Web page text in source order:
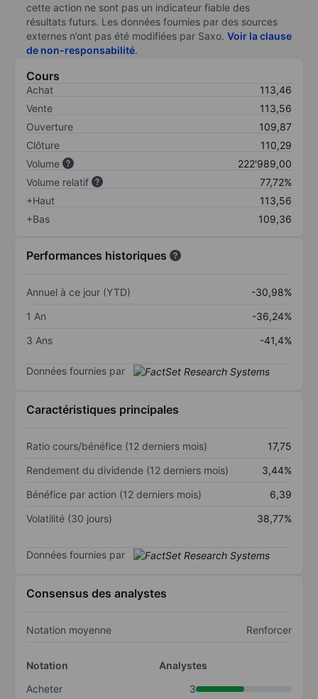
cette action ne sont pas un indicateur fiable des
résultats futurs. Les données fournies par des sources
externes n’ont pas été modifiées par Saxo. Voir la clause
de non-responsabilité.
Cours
Achat
113,46
Vente
113,56
Ouverture
109,87
Clôture
110,29
Volume
222'989,00
Volume relatif
77,72%
+Haut
113,56
+Bas
109,36
Performances historiques
Annuel à ce jour (YTD)
-30,98%
1 An
-36,24%
3 Ans
-41,4%
Données fournies par
Caractéristiques principales
Ratio cours/bénéfice (12 derniers mois)
17,75
Rendement du dividende (12 derniers mois)
3,44%
Bénéfice par action (12 derniers mois)
6,39
Volatilité (30 jours)
38,77%
Données fournies par
Consensus des analystes
Notation moyenne Renforcer
Notation
Analystes
Acheter
3